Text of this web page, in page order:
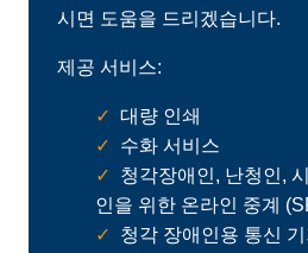
시면 도움을 드리겠습니다.
제공 서비스:
대량 인쇄
수화 서비스
청각장애인, 난청인,
인을 위한 온라인 중계
청각 장애인용 통신